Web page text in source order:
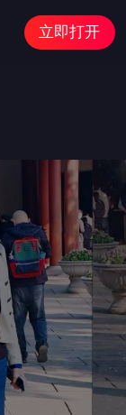
立即打开